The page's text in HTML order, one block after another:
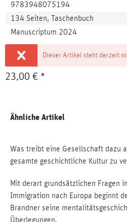
9783948075194
134 Seiten, Taschenbuch
Manuscriptum 2024
Dieser Artikel steht derzeit
23,00 € *
Ähnliche Artikel
Was treibt eine Gesellschaft dazu
gesamte geschichtliche Kultur zu
Mit derart grundsätzlichen Fragen
Immigration nach Europa beginnt
Brandner seine
Überlegungen.